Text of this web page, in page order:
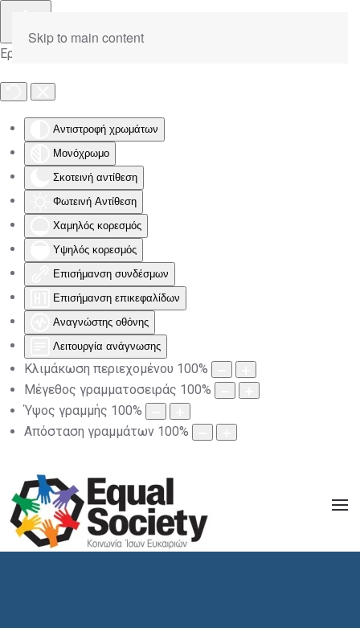
Εργαλειοθήκη Προσβασιμότητας
Αντιστροφή χρωμάτων
Μονόχρωμο
Σκοτεινή αντίθεση
Φωτεινή Αντίθεση
Χαμηλός κορεσμός
Υψηλός κορεσμός
Επισήμανση συνδέσμων
Επισήμανση επικεφαλίδων
Αναγνώστης οθόνης
Λειτουργία ανάγνωσης
Κλιμάκωση περιεχομένου 100%
Μέγεθος γραμματοσειράς 100%
Ύψος γραμμής 100%
Απόσταση γραμμάτων 100%
Skip to main content